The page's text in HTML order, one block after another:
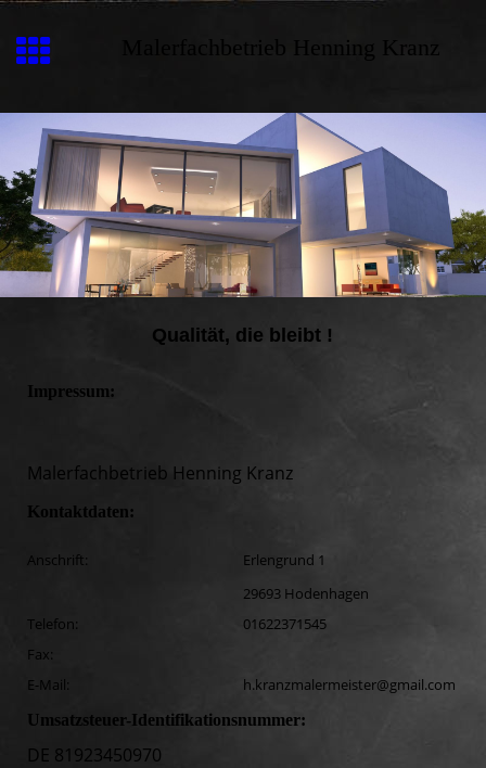
Malerfachbetrieb Henning Kranz
Qualität, die bleibt !
Impressum:
Malerfachbetrieb Henning Kranz
Kontaktdaten:
Anschrift:
Erlengrund 1
29693 Hodenhagen
Telefon:
01622371545
Fax:
E-Mail:
h.kranzmalermeister@gmail.com
Umsatzsteuer-Identifikationsnummer:
DE 81923450970